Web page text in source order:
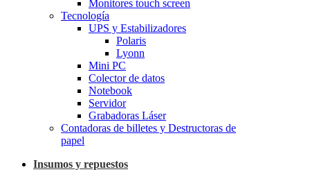
Monitores touch screen
Tecnología
UPS y Estabilizadores
Polaris
Lyonn
Mini PC
Colector de datos
Notebook
Servidor
Grabadoras Láser
Contadoras de billetes y Destructoras de
papel
Insumos y repuestos